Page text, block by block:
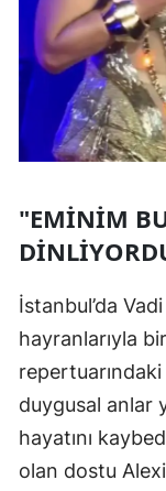
"EMİNİM
İstanbul’da
hayranlarıyla
duygusal anlar
hayatını
olan dostu